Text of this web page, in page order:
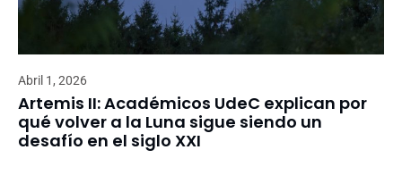
Abril 1, 2026
Artemis II: Académicos UdeC explican por
qué volver a la Luna sigue siendo un
desafío en el siglo XXI